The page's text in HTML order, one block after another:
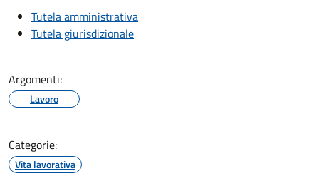
Tutela amministrativa
Tutela giurisdizionale
Argomenti:
Lavoro
Categorie:
Vita lavorativa